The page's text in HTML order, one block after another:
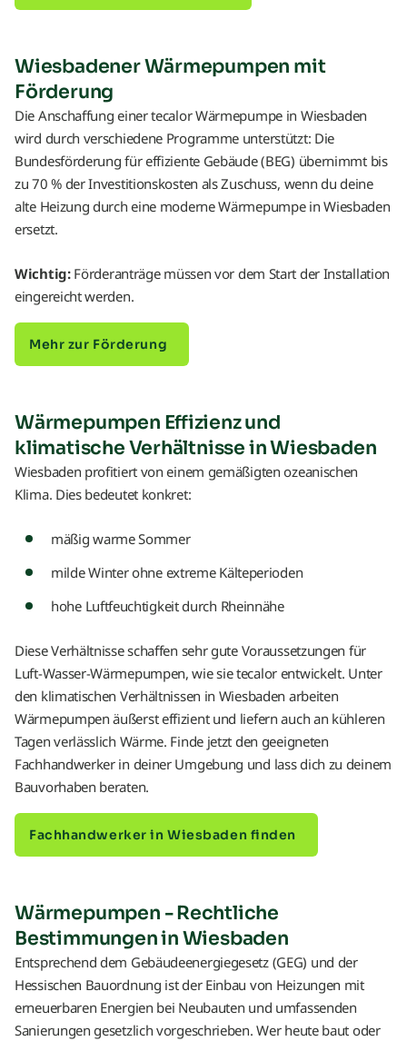
Wiesbadener Wärmepumpen mit
Förderung
Die Anschaffung einer tecalor Wärmepumpe in Wiesbaden
wird durch verschiedene Programme unterstützt: Die
Bundesförderung für effiziente Gebäude (BEG) übernimmt bis
zu 70 % der Investitionskosten als Zuschuss, wenn du deine
alte Heizung durch eine moderne Wärmepumpe in Wiesbaden
ersetzt.
Wichtig:Förderanträge müssen vor dem Start der Installation
eingereicht werden.
Mehr zur Förderung
Wärmepumpen Effizienz und
klimatische Verhältnisse in Wiesbaden
Wiesbaden profitiert von einem gemäßigten ozeanischen
Klima. Dies bedeutet konkret:
mäßig warme Sommer
milde Winter ohne extreme Kälteperioden
hohe Luftfeuchtigkeit durch Rheinnähe
Diese Verhältnisse schaffen sehr gute Voraussetzungen für
Luft-Wasser-Wärmepumpen, wie sie tecalor entwickelt. Unter
den klimatischen Verhältnissen in Wiesbaden arbeiten
Wärmepumpen äußerst effizient und liefern auch an kühleren
Tagen verlässlich Wärme. Finde jetzt den geeigneten
Fachhandwerker in deiner Umgebung und lass dich zu deinem
Bauvorhaben beraten.
Fachhandwerker in Wiesbaden finden
Wärmepumpen - Rechtliche
Bestimmungen in Wiesbaden
Entsprechend dem Gebäudeenergiegesetz (GEG) und der
Hessischen Bauordnung ist der Einbau von Heizungen mit
erneuerbaren Energien bei Neubauten und umfassenden
Sanierungen gesetzlich vorgeschrieben. Wer heute baut oder